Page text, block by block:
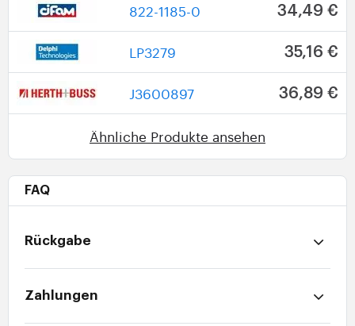
822-1185-0 34,49 €
LP3279 35,16 €
J3600897 36,89 €
Ähnliche Produkte ansehen
FAQ
Rückgabe
Zahlungen